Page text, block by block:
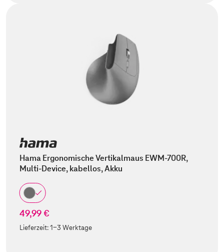
Hama Ergonomische Vertikalmaus EWM-700R,
Multi-Device, kabellos, Akku
49,99 €
Lieferzeit:1-3 Werktage